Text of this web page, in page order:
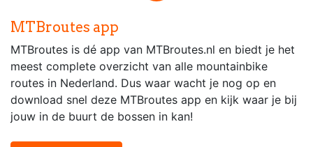
MTBroutes app
MTBroutes is dé app van MTBroutes.nl en biedt je het
meest complete overzicht van alle mountainbike
routes in Nederland. Dus waar wacht je nog op en
download snel deze MTBroutes app en kijk waar je bij
jouw in de buurt de bossen in kan!